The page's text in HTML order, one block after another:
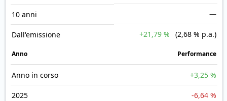
10 anni —
Dall'emissione +21,79 % (2,68 % p.a.)
Anno Performance
Anno in corso +3,25 %
2025 -6,64 %